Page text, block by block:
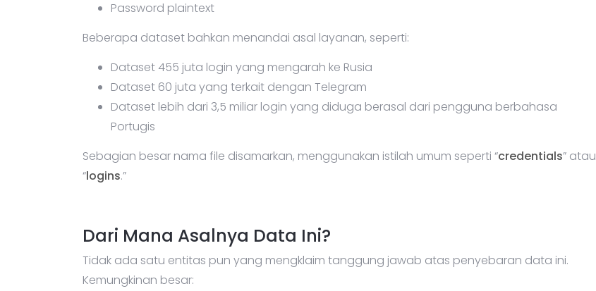
Password plaintext
Beberapa dataset bahkan menandai asal layanan, seperti:
Dataset 455 juta login yang mengarah ke Rusia
Dataset 60 juta yang terkait dengan Telegram
Dataset lebih dari 3,5 miliar login yang diduga berasal dari pengguna berbahasa
Portugis
Sebagian besar nama file disamarkan, menggunakan istilah umum seperti “credentials” atau
“logins.”
Dari Mana Asalnya Data Ini?
Tidak ada satu entitas pun yang mengklaim tanggung jawab atas penyebaran data ini.
Kemungkinan besar: